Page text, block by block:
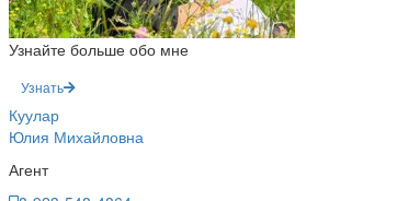
Узнайте больше обо мне
Узнать
Куулар
Юлия Михайловна
Агент